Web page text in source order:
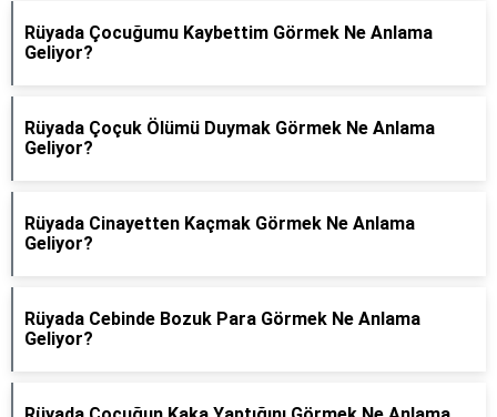
Rüyada Çocuğumu Kaybettim Görmek Ne Anlama
Geliyor?
Rüyada Çoçuk Ölümü Duymak Görmek Ne Anlama
Geliyor?
Rüyada Cinayetten Kaçmak Görmek Ne Anlama
Geliyor?
Rüyada Cebinde Bozuk Para Görmek Ne Anlama
Geliyor?